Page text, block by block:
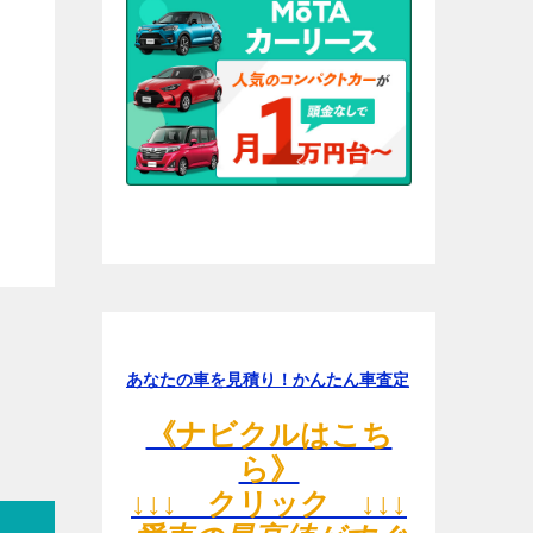
あなたの車を見積り！かんたん車査定
《ナビクルはこち
ら》
↓↓↓ クリック ↓↓↓